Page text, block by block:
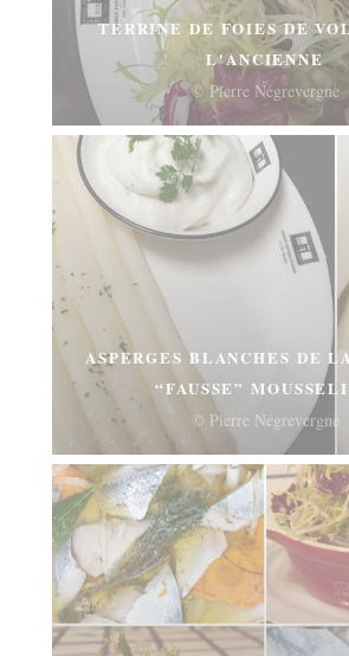
TERRINE DE FOIES DE
L'ANCIENNE
© Pierre Négrevergne
ASPERGES BLANCHES DE
“FAUSSE”
© Pierre Négrevergne